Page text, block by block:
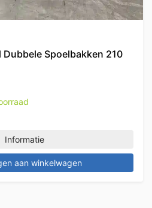
Dubbele Spoelbakken 210
Informatie
aan winkelwagen